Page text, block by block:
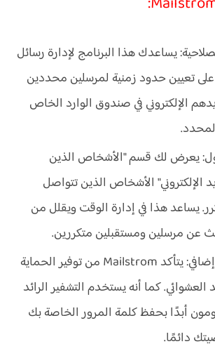
يساعدك هذا البرنامج لإدارة رسائل
على تعيين حدود زمنية لمرسلين محددين
الإلكتروني في صندوق الوارد الخاص
يعرض لك قسم "الأشخاص الذين
الإلكتروني" الأشخاص الذين تتواصل
يساعد هذا في إدارة الوقت ويقلل من
عن مرسلين ومستقبلين متكررين.
مستوى أمان إضافي: يتأكد Mailstrom من توفير الحماية
العشوائي. كما أنه يستخدم التشفير الرائد
أبدًا بحفظ كلمة المرور الخاصة بك
دائمًا.